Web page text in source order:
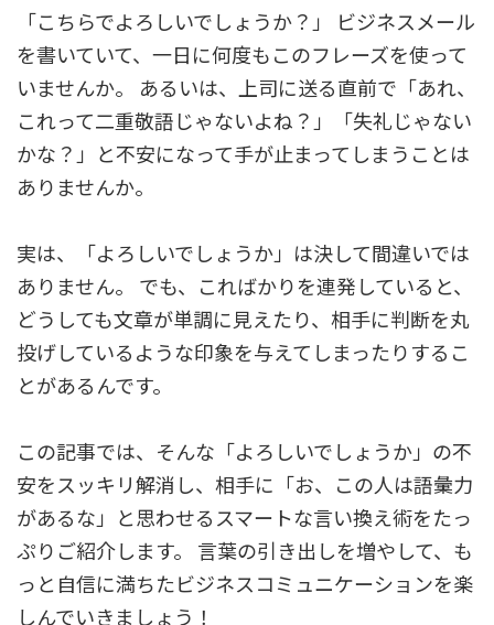
「こちらでよろしいでしょうか？」 ビジネスメール
を書いていて、一日に何度もこのフレーズを使って
いませんか。 あるいは、上司に送る直前で「あれ、
これって二重敬語じゃないよね？」「失礼じゃない
かな？」と不安になって手が止まってしまうことは
ありませんか。
実は、「よろしいでしょうか」は決して間違いでは
ありません。 でも、こればかりを連発していると、
どうしても文章が単調に見えたり、相手に判断を丸
投げしているような印象を与えてしまったりするこ
とがあるんです。
この記事では、そんな「よろしいでしょうか」の不
安をスッキリ解消し、相手に「お、この人は語彙力
があるな」と思わせるスマートな言い換え術をたっ
ぷりご紹介します。 言葉の引き出しを増やして、も
っと自信に満ちたビジネスコミュニケーションを楽
しんでいきましょう！